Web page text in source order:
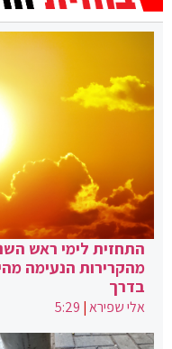
התחזית לימי ראש
מהקרירות הנעימה
בדרך
אלי שפירא|
5:29